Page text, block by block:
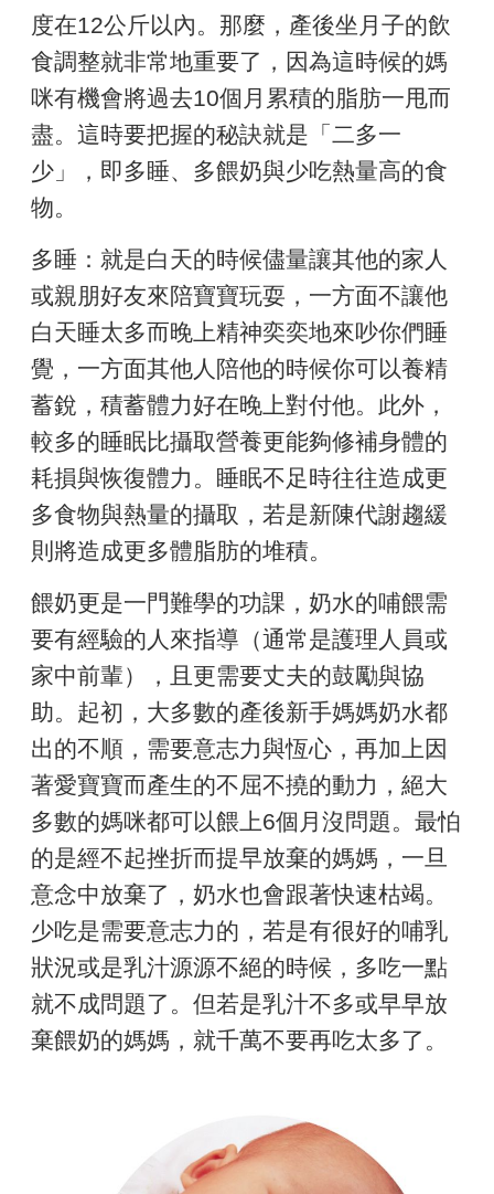
度在12公斤以內。那麼，產後坐月子的飲
食調整就非常地重要了，因為這時候的媽
咪有機會將過去10個月累積的脂肪一甩而
盡。這時要把握的秘訣就是「二多一
少」，即多睡、多餵奶與少吃熱量高的食
物。
多睡：就是白天的時候儘量讓其他的家人
或親朋好友來陪寶寶玩耍，一方面不讓他
白天睡太多而晚上精神奕奕地來吵你們睡
覺，一方面其他人陪他的時候你可以養精
蓄銳，積蓄體力好在晚上對付他。此外，
較多的睡眠比攝取營養更能夠修補身體的
耗損與恢復體力。睡眠不足時往往造成更
多食物與熱量的攝取，若是新陳代謝趨緩
則將造成更多體脂肪的堆積。
餵奶更是一門難學的功課，奶水的哺餵需
要有經驗的人來指導（通常是護理人員或
家中前輩），且更需要丈夫的鼓勵與協
助。起初，大多數的產後新手媽媽奶水都
出的不順，需要意志力與恆心，再加上因
著愛寶寶而產生的不屈不撓的動力，絕大
多數的媽咪都可以餵上6個月沒問題。最怕
的是經不起挫折而提早放棄的媽媽，一旦
意念中放棄了，奶水也會跟著快速枯竭。
少吃是需要意志力的，若是有很好的哺乳
狀況或是乳汁源源不絕的時候，多吃一點
就不成問題了。但若是乳汁不多或早早放
棄餵奶的媽媽，就千萬不要再吃太多了。